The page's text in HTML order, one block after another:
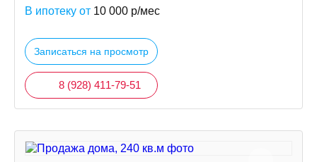
В ипотеку от 10 000 р/мес
Записаться на просмотр
8 (928) 411-79-51